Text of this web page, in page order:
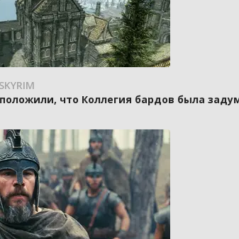
что Коллегия бардов была